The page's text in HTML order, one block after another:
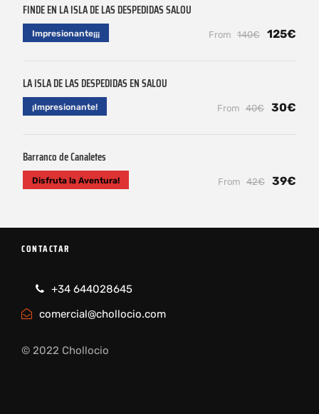
FINDE EN LA ISLA DE LAS DESPEDIDAS SALOU
Impresionante¡¡¡ From 140€ 125€
LA ISLA DE LAS DESPEDIDAS EN SALOU
¡Impresionante! From 40€ 30€
Barranco de Canaletes
Disfruta la Aventura! From 42€ 39€
CONTACTAR
+34 644028645
comercial@chollocio.com
© 2022 Chollocio